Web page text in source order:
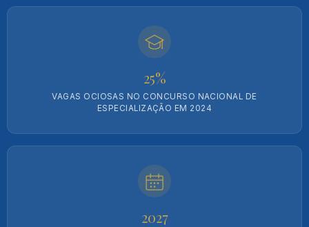
25%
VAGAS OCIOSAS NO CONCURSO NACIONAL DE
ESPECIALIZAÇÃO EM 2024
2027